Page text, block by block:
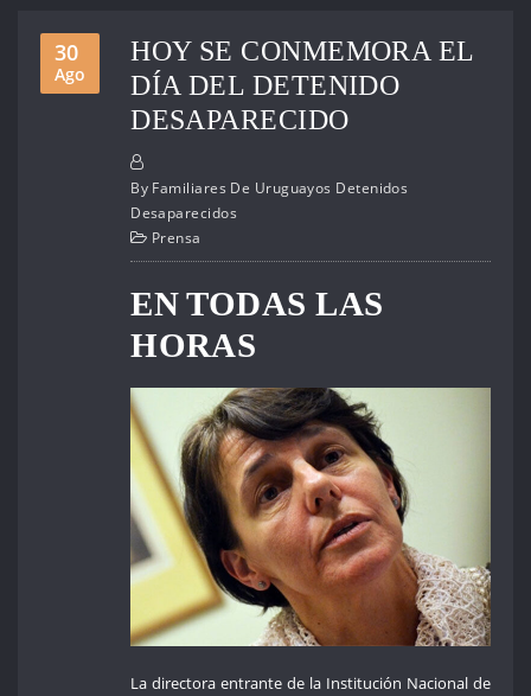
30
Ago
HOY SE CONMEMORA EL
DÍA DEL DETENIDO
DESAPARECIDO
By Familiares De Uruguayos Detenidos
Desaparecidos
Prensa
EN TODAS LAS
HORAS
La directora entrante de la Institución Nacional de